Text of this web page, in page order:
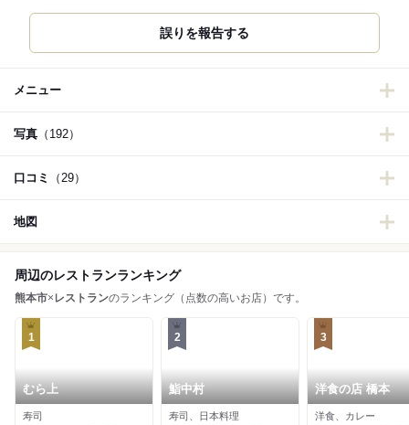
誤りを報告する
メニュー
写真 （192）
口コミ （29）
地図
周辺のレストランランキング
熊本市× レストランのランキング（点数の高いお店）です。
1
むら上
寿司
2
鮨中村
寿司、日本料理
3
洋食の店 橋本
洋食、カレー